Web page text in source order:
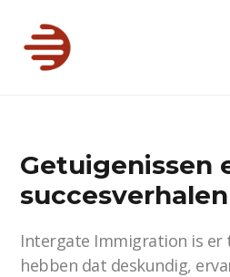
Getuigenissen
succesverhalen
Intergate Immigration is
hebben dat deskundig,